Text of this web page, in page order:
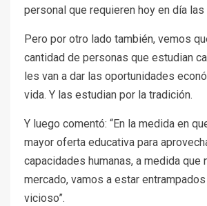
personal que requieren hoy en día las
Pero por otro lado también, vemos
cantidad de personas que estudian
les van a dar las oportunidades
vida. Y las estudian por la tradición.
Y luego comentó: “En la medida en
mayor oferta educativa para
capacidades humanas, a medida que
mercado, vamos a estar
vicioso”.